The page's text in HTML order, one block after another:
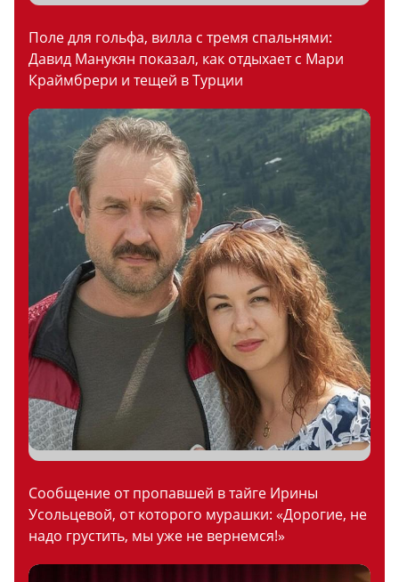
Поле для гольфа, вилла с тремя спальнями:
Давид Манукян показал, как отдыхает с Мари
Краймбрери и тещей в Турции
Сообщение от пропавшей в тайге Ирины
Усольцевой, от которого мурашки: «Дорогие, не
надо грустить, мы уже не вернемся!»